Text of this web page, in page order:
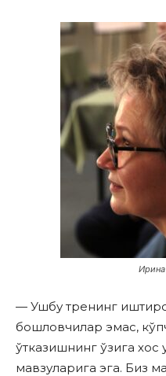
— Ушбу тренинг
бошловчилар эмас,
ўтказишнинг ўзига хос
мавзуларига эга. Биз